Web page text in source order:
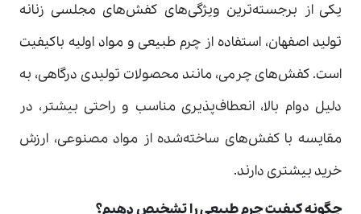
یکی از برجسته‌ترین ویژگی‌های کفش‌های مجلسی زنانه
تولید اصفهان، استفاده از چرم طبیعی و مواد اولیه باکیفیت
است. کفش‌های چرمی، مانند محصولات تولیدی درگاهی، به
دلیل دوام بالا، انعطاف‌پذیری مناسب و راحتی بیشتر، در
مقایسه با کفش‌های ساخته‌شده از مواد مصنوعی، ارزش
خرید بیشتری دارند.
چگونه کیفیت چرم طبیعی را تشخیص دهیم؟